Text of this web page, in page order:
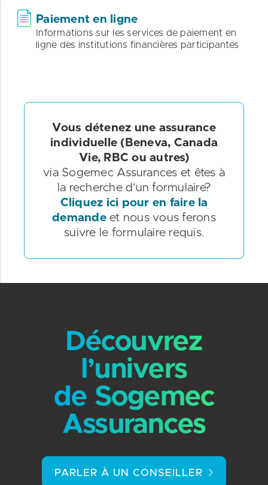
Paiement en ligne
Informations sur les services de paiement en
ligne des institutions financières participantes
Vous détenez une assurance
individuelle (Beneva, Canada
Vie, RBC ou autres)
via Sogemec Assurances et êtes à
la recherche d’un formulaire?
Cliquez ici pour en faire la
demandeet nous vous ferons
suivre le formulaire requis.
Découvrez
l’univers
de Sogemec
Assurances
PARLER À UN CONSEILLER